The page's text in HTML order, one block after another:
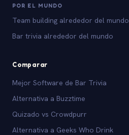
POR EL MUNDO
Team building alrededor del mundo
Bar trivia alrededor del mundo
Comparar
Mejor Software de Bar Trivia
Alternativa a Buzztime
Quizado vs Crowdpurr
Alternativa a Geeks Who Drink